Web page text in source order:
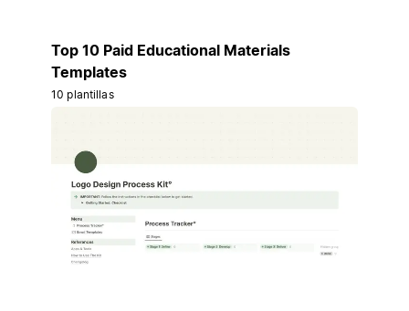
Top 10 Paid Educational Materials
Templates
10 plantillas